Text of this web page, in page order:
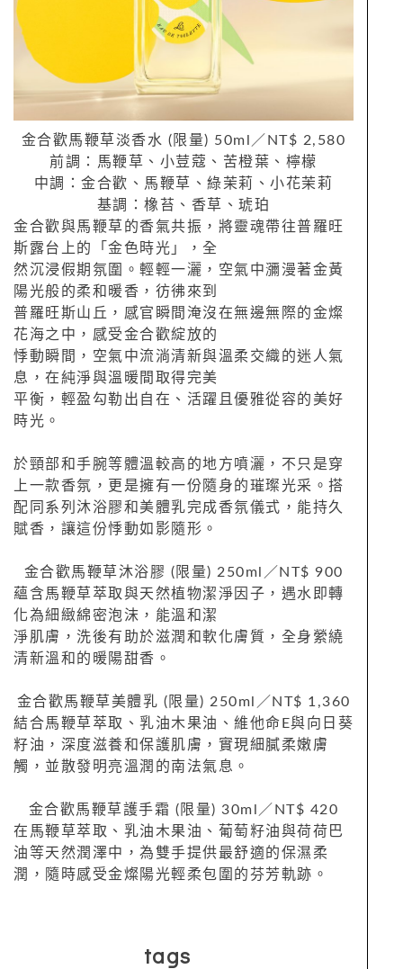
金合歡馬鞭草淡香水 (限量) 50ml／NT$ 2,580
前調：馬鞭草、小荳蔻、苦橙葉、檸檬
中調：金合歡、馬鞭草、綠茉莉、小花茉莉
基調：橡苔、香草、琥珀
金合歡與馬鞭草的香氣共振，將靈魂帶往普羅旺
斯露台上的「金色時光」，全
然沉浸假期氛圍。輕輕一灑，空氣中瀰漫著金黃
陽光般的柔和暖香，彷彿來到
普羅旺斯山丘，感官瞬間淹沒在無邊無際的金燦
花海之中，感受金合歡綻放的
悸動瞬間，空氣中流淌清新與溫柔交織的迷人氣
息，在純淨與溫暖間取得完美
平衡，輕盈勾勒出自在、活躍且優雅從容的美好
時光。
於頸部和手腕等體溫較高的地方噴灑，不只是穿
上一款香氛，更是擁有一份隨身的璀璨光采。搭
配同系列沐浴膠和美體乳完成香氛儀式，能持久
賦香，讓這份悸動如影隨形。
金合歡馬鞭草沐浴膠 (限量) 250ml／NT$ 900
蘊含馬鞭草萃取與天然植物潔淨因子，遇水即轉
化為細緻綿密泡沫，能溫和潔
淨肌膚，洗後有助於滋潤和軟化膚質，全身縈繞
清新溫和的暖陽甜香。
金合歡馬鞭草美體乳 (限量) 250ml／NT$ 1,360
結合馬鞭草萃取、乳油木果油、維他命E與向日葵
籽油，深度滋養和保護肌膚，實現細膩柔嫩膚
觸，並散發明亮溫潤的南法氣息。
金合歡馬鞭草護手霜 (限量) 30ml／NT$ 420
在馬鞭草萃取、乳油木果油、葡萄籽油與荷荷巴
油等天然潤澤中，為雙手提供最舒適的保濕柔
潤，隨時感受金燦陽光輕柔包圍的芬芳軌跡。
tags